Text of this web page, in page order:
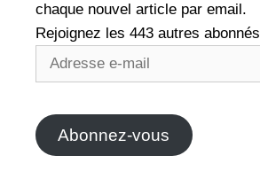
chaque nouvel article par email.
Rejoignez les 443 autres abonnés
Adresse
e-
Abonnez-vous